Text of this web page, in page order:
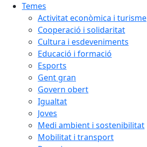
Temes
Activitat econòmica i turisme
Cooperació i solidaritat
Cultura i esdeveniments
Educació i formació
Esports
Gent gran
Govern obert
Igualtat
Joves
Medi ambient i sostenibilitat
Mobilitat i transport